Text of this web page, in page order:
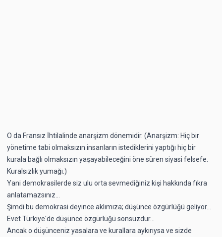
O da Fransız İhtilalinde anarşizm dönemidir. (Anarşizm: Hiç bir
yönetime tabi olmaksızın insanların istediklerini yaptığı hiç bir
kurala bağlı olmaksızın yaşayabileceğini öne süren siyasi felsefe.
Kuralsızlık yumağı.)
Yani demokrasilerde siz ulu orta sevmediğiniz kişi hakkında fıkra
anlatamazsınız...
Şimdi bu demokrasi deyince aklımıza; düşünce özgürlüğü geliyor...
Evet Türkiye'de düşünce özgürlüğü sonsuzdur...
Ancak o düşünceniz yasalara ve kurallara aykırıysa ve sizde